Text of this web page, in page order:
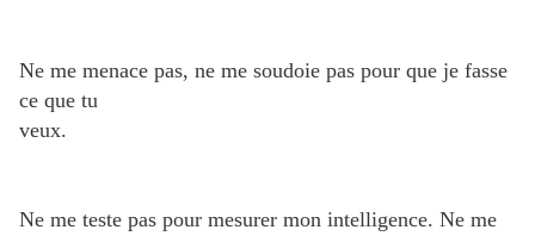
Ne me menace pas, ne me soudoie pas pour que je fasse
ce que tu
veux.
Ne me teste pas pour mesurer mon intelligence. Ne me